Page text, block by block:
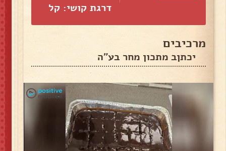
דרגת קושי: קל
מרכיבים
יכתןב מתכון מחר בע"ה